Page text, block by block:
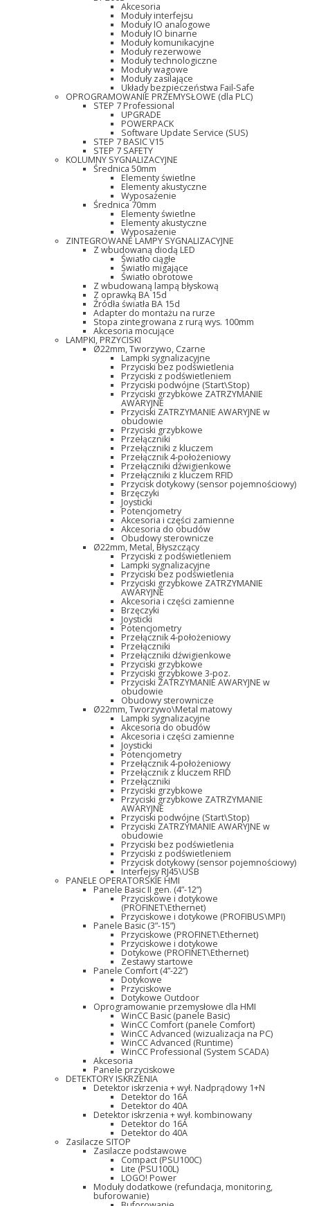
Akcesoria
Moduły interfejsu
Moduły IO analogowe
Moduły IO binarne
Moduły komunikacyjne
Moduły rezerwowe
Moduły technologiczne
Moduły wagowe
Moduły zasilające
Układy bezpieczeństwa Fail-Safe
OPROGRAMOWANIE PRZEMYSŁOWE (dla PLC)
STEP 7 Professional
UPGRADE
POWERPACK
Software Update Service (SUS)
STEP 7 BASIC V15
STEP 7 SAFETY
KOLUMNY SYGNALIZACYJNE
Średnica 50mm
Elementy świetlne
Elementy akustyczne
Wyposażenie
Średnica 70mm
Elementy świetlne
Elementy akustyczne
Wyposażenie
ZINTEGROWANE LAMPY SYGNALIZACYJNE
Z wbudowaną diodą LED
Światło ciągłe
Światło migające
Światło obrotowe
Z wbudowaną lampą błyskową
Z oprawką BA 15d
Źródła światła BA 15d
Adapter do montażu na rurze
Stopa zintegrowana z rurą wys. 100mm
Akcesoria mocujące
LAMPKI, PRZYCISKI
Ø22mm, Tworzywo, Czarne
Lampki sygnalizacyjne
Przyciski bez podświetlenia
Przyciski z podświetleniem
Przyciski podwójne (Start\Stop)
Przyciski grzybkowe ZATRZYMANIE
AWARYJNE
Przyciski ZATRZYMANIE AWARYJNE w
obudowie
Przyciski grzybkowe
Przełączniki
Przełączniki z kluczem
Przełącznik 4-położeniowy
Przełączniki dźwigienkowe
Przełączniki z kluczem RFID
Przycisk dotykowy (sensor pojemnościowy)
Brzęczyki
Joysticki
Potencjometry
Akcesoria i części zamienne
Akcesoria do obudów
Obudowy sterownicze
Ø22mm, Metal, Błyszczący
Przyciski z podświetleniem
Lampki sygnalizacyjne
Przyciski bez podświetlenia
Przyciski grzybkowe ZATRZYMANIE
AWARYJNE
Akcesoria i części zamienne
Brzęczyki
Joysticki
Potencjometry
Przełącznik 4-położeniowy
Przełączniki
Przełączniki dźwigienkowe
Przyciski grzybkowe
Przyciski grzybkowe 3-poz.
Przyciski ZATRZYMANIE AWARYJNE w
obudowie
Obudowy sterownicze
Ø22mm, Tworzywo\Metal matowy
Lampki sygnalizacyjne
Akcesoria do obudów
Akcesoria i części zamienne
Joysticki
Potencjometry
Przełącznik 4-położeniowy
Przełącznik z kluczem RFID
Przełączniki
Przyciski grzybkowe
Przyciski grzybkowe ZATRZYMANIE
AWARYJNE
Przyciski podwójne (Start\Stop)
Przyciski ZATRZYMANIE AWARYJNE w
obudowie
Przyciski bez podświetlenia
Przyciski z podświetleniem
Przycisk dotykowy (sensor pojemnościowy)
Interfejsy RJ45\USB
PANELE OPERATORSKIE HMI
Panele Basic II gen. (4”-12”)
Przyciskowe i dotykowe
(PROFINET\Ethernet)
Przyciskowe i dotykowe (PROFIBUS\MPI)
Panele Basic (3”-15”)
Przyciskowe (PROFINET\Ethernet)
Przyciskowe i dotykowe
Dotykowe (PROFINET\Ethernet)
Zestawy startowe
Panele Comfort (4”-22”)
Dotykowe
Przyciskowe
Dotykowe Outdoor
Oprogramowanie przemysłowe dla HMI
WinCC Basic (panele Basic)
WinCC Comfort (panele Comfort)
WinCC Advanced (wizualizacja na PC)
WinCC Advanced (Runtime)
WinCC Professional (System SCADA)
Akcesoria
Panele przyciskowe
DETEKTORY ISKRZENIA
Detektor iskrzenia + wył. Nadprądowy 1+N
Detektor do 16A
Detektor do 40A
Detektor iskrzenia + wył. kombinowany
Detektor do 16A
Detektor do 40A
Zasilacze SITOP
Zasilacze podstawowe
Compact (PSU100C)
Lite (PSU100L)
LOGO! Power
Moduły dodatkowe (refundacja, monitoring,
buforowanie)